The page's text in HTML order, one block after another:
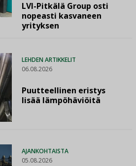
LVI-Pitkälä Group osti
nopeasti kasvaneen
yrityksen
LEHDEN ARTIKKELIT
06.08.2026
Puutteellinen eristys
lisää lämpöhäviöitä
AJANKOHTAISTA
05.08.2026